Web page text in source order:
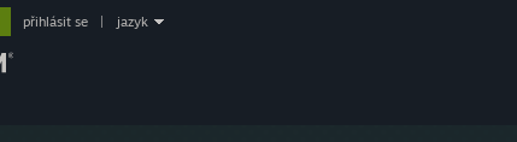
přihlásit se jazyk